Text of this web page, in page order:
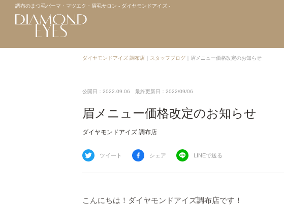
調布のまつ毛パーマ・マツエク・眉毛サロン - ダイヤモンドアイズ -
ダイヤモンドアイズ 調布店 スタッフブログ 眉メニュー価格改定のお知らせ
公開日：2022.09.06 最終更新日：2022/09/06
眉メニュー価格改定のお知らせ
ダイヤモンドアイズ 調布店
ツイート シェア LINEで送る
こんにちは！ダイヤモンドアイズ調布店です！